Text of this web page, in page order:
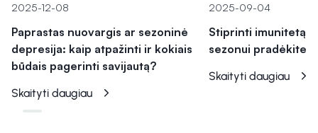
2025-12-08
Paprastas nuovargis ar sezoninė
depresija: kaip atpažinti ir kokiais
būdais pagerinti savijautą?
Skaityti daugiau
2025-09-04
Stiprinti imunitetą
sezonui pradėkite
Skaityti daugiau